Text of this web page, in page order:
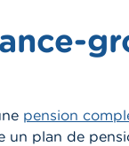
pension
un plan de